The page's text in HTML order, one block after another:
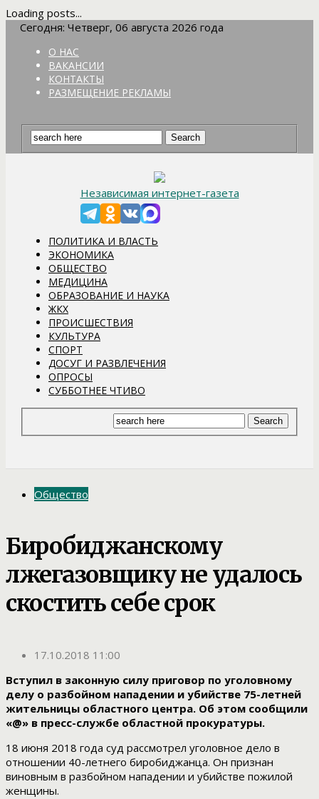
Loading posts...
Сегодня: Четверг, 06 августа 2026 года
О НАС
ВАКАНСИИ
КОНТАКТЫ
РАЗМЕЩЕНИЕ РЕКЛАМЫ
Независимая интернет-газета
ПОЛИТИКА И ВЛАСТЬ
ЭКОНОМИКА
ОБЩЕСТВО
МЕДИЦИНА
ОБРАЗОВАНИЕ И НАУКА
ЖКХ
ПРОИСШЕСТВИЯ
КУЛЬТУРА
СПОРТ
ДОСУГ И РАЗВЛЕЧЕНИЯ
ОПРОСЫ
СУББОТНЕЕ ЧТИВО
Общество
Биробиджанскому
лжегазовщику не удалось
скостить себе срок
17.10.2018 11:00
Вступил в законную силу приговор по уголовному
делу о разбойном нападении и убийстве 75-летней
жительницы областного центра. Об этом сообщили
«@» в пресс-службе областной прокуратуры.
18 июня 2018 года суд рассмотрел уголовное дело в
отношении 40-летнего биробиджанца. Он признан
виновным в разбойном нападении и убийстве пожилой
женщины.